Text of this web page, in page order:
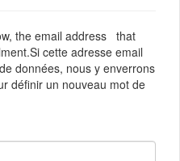
the email address that
cette adresse email
données, nous y enverrons
définir un nouveau mot de